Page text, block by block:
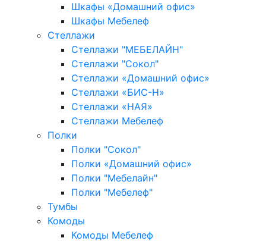
Шкафы «Домашний офис»
Шкафы Мебелеф
Стеллажи
Стеллажи "МЕБЕЛАЙН"
Стеллажи "Сокол"
Стеллажи «Домашний офис»
Стеллажи «БИС-Н»
Стеллажи «НАЯ»
Стеллажи Мебелеф
Полки
Полки "Сокол"
Полки «Домашний офис»
Полки "Мебелайн"
Полки "Мебелеф"
Тумбы
Комоды
Комоды Мебелеф